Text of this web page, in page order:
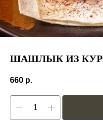
ШАШЛЫК ИЗ
660 р.